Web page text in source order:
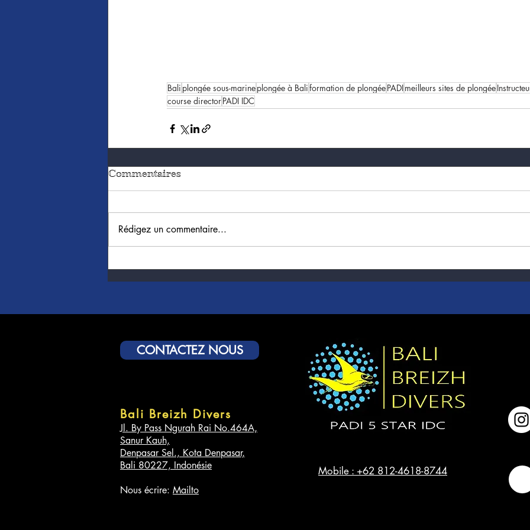
Bali plongée sous-marineplongée à Baliformation de plongéePADImeilleurs sites de plongée
course directorPADI IDC
Commentaires
Rédigez un commentaire...
CONTACTEZ NOUS
Bali Breizh Divers
Jl. By Pass Ngurah Rai No.464A,
Sanur Kauh,
Denpasar Sel., Kota Denpasar,
Bali 80227, Indonésie
Nous écrire: Mailto
Mobile : +62 812-4618-8744